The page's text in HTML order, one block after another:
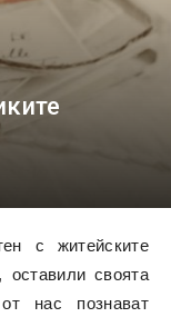
с житейските
оставили своята
нас познават